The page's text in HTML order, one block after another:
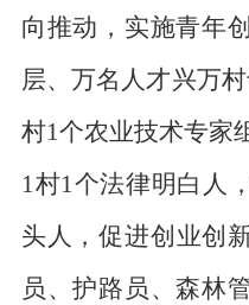
向推动，实施青年
层、万名人才兴万村
村1个农业技术专家
1村1个法律明白人
头人，促进创业创新
员、护路员、森林